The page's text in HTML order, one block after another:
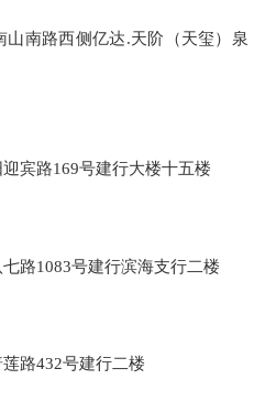
南路西侧亿达.天阶（天玺）泉
路169号建行大楼十五楼
1083号建行滨海支行二楼
路432号建行二楼